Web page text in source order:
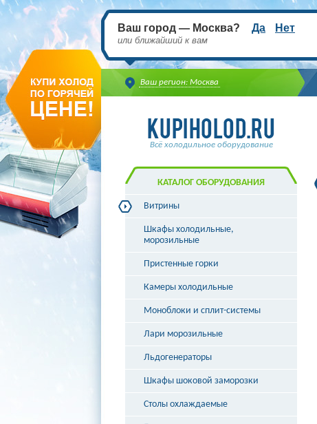
Ваш регион: Москва
Ваш город — Москва? Да Нет
или ближайший к вам
Всё холодильное оборудование
КАТАЛОГ ОБОРУДОВАНИЯ
Витрины
Витрины холодильные
Витрины морозильные
Витрины кондитерские
Витрины угловые
Витрины «рыба на льду»
Шкафы холодильные,
морозильные
Пристенные горки
Камеры холодильные
Моноблоки и сплит-системы
Лари морозильные
Льдогенераторы
Шкафы шоковой заморозки
Столы охлаждаемые